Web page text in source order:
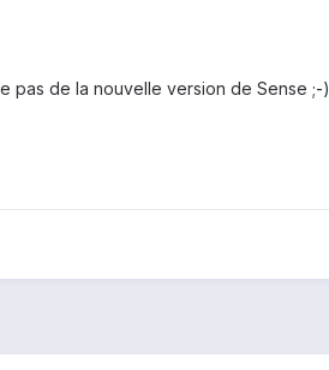
pas de la nouvelle version de Sense ;-)